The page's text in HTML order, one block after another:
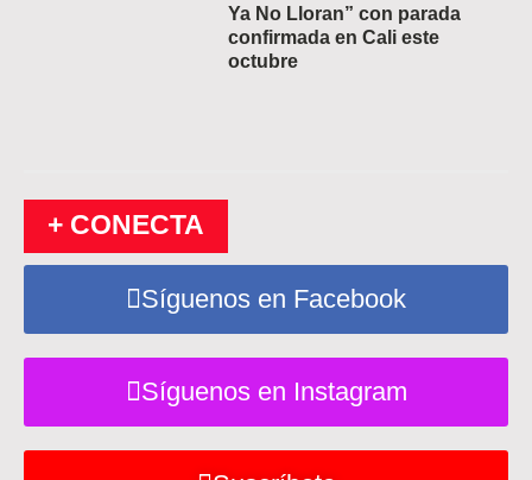
Ya No Lloran” con parada
confirmada en Cali este
octubre
+ CONECTA
Síguenos en Facebook
Síguenos en Instagram